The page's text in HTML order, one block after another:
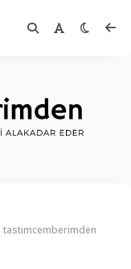
tastimcemberimden